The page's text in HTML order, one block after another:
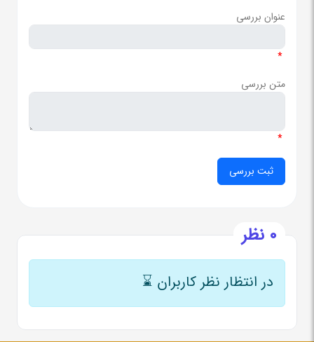
عنوان بررسی
*
متن بررسی
*
0 نظر
در انتظار نظر کاربران ⌛